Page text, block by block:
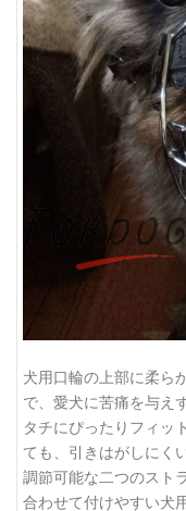
犬用口輪の上部に柔ら
で、愛犬に苦痛を与え
タチにぴったりフィッ
ても、引きはがしにく
調節可能な二つのスト
合わせて付けやすい犬